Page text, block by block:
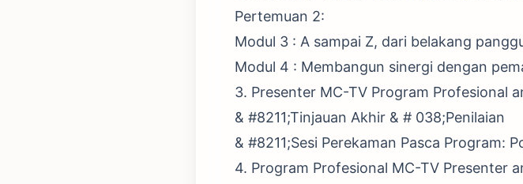
Pertemuan 2:
Modul 3 : A sampai Z, dari belakang
Modul 4 : Membangun sinergi dengan
3. Presenter MC-TV Program Profesional
& #8211;Tinjauan Akhir & # 038;Penilaian
& #8211;Sesi Perekaman Pasca Program:
4. Program Profesional MC-TV Presenter